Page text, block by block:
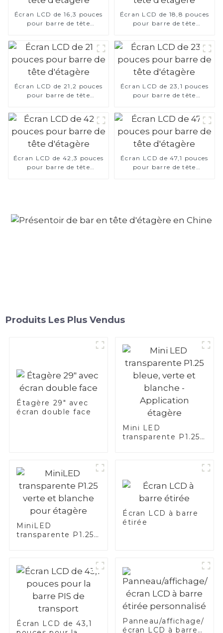
Écran LCD de 16,3 pouces
pour barre de tête
Écran LCD de 18,8 pouces
pour barre de tête
Écran LCD de 21,2 pouces
pour barre de tête
Écran LCD de 23,1 pouces
pour barre de tête
Écran LCD de 42,3 pouces
pour barre de tête
Écran LCD de 47,1 pouces
pour barre de tête
Produits Les Plus Vendus
Étagère 29" avec
écran double face
Mini LED
transparente P1.25
Application étagère
MiniLED
transparente P1.25
Écran LCD à barre
étirée
Écran LCD de 43,1
Panneau/affichage/
écran LCD à barre